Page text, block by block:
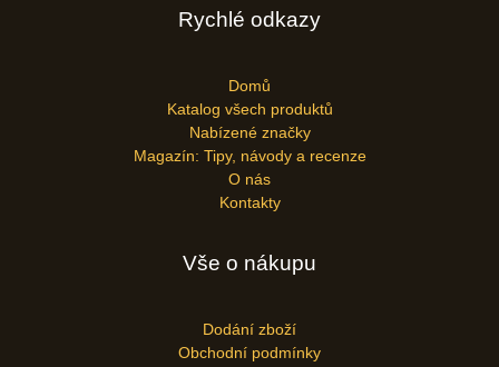
Rychlé odkazy
Domů
Katalog všech produktů
Nabízené značky
Magazín: Tipy, návody a recenze
O nás
Kontakty
Vše o nákupu
Dodání zboží
Obchodní podmínky